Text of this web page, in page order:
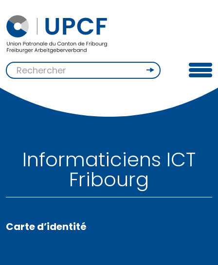
Informaticiens ICT
Fribourg
Carte d’identité